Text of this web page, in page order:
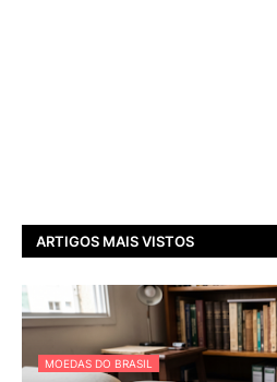
ARTIGOS MAIS VISTOS
MOEDAS DO BRASIL